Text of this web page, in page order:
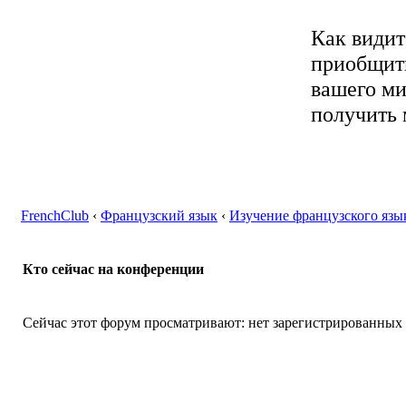
Как
вашего
получить
FrenchClub ‹ Французский язык ‹ Изучение французского
Кто сейчас на конференции
Сейчас этот форум просматривают: нет зарегистрированных